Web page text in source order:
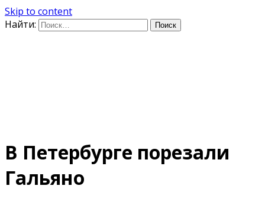
Skip to content
Найти:
В Петербурге порезали
Гальяно